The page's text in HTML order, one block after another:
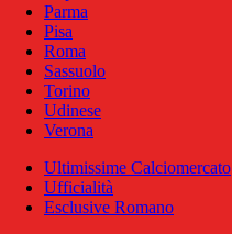
Parma
Pisa
Roma
Sassuolo
Torino
Udinese
Verona
Ultimissime Calciomercato
Ufficialità
Esclusive Romano